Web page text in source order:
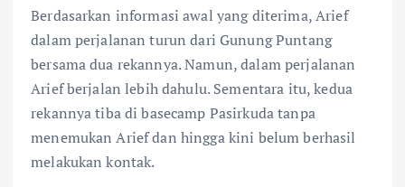
Berdasarkan informasi awal yang diterima, Arief
dalam perjalanan turun dari Gunung Puntang
bersama dua rekannya. Namun, dalam perjalanan
Arief berjalan lebih dahulu. Sementara itu, kedua
rekannya tiba di basecamp Pasirkuda tanpa
menemukan Arief dan hingga kini belum berhasil
melakukan kontak.